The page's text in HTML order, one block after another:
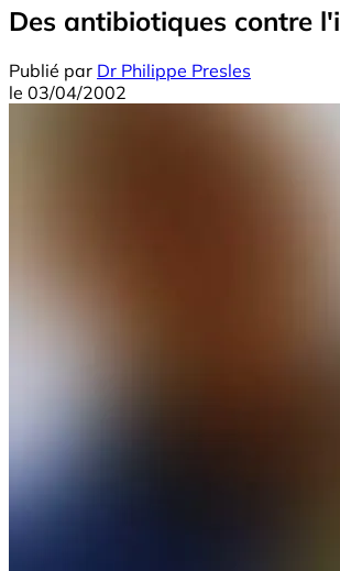
Des antibiotiques contre
Publié par Dr Philippe Presles
le 03/04/2002